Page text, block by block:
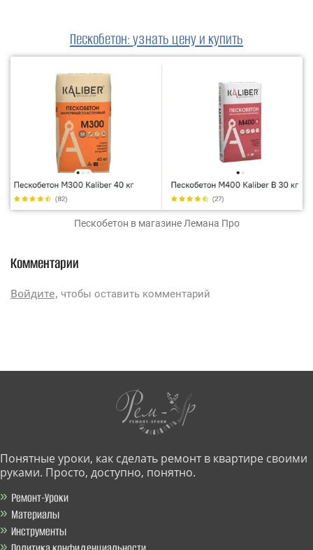
Пескобетон:узнать цену и купить
Пескобетон в магазине Лемана Про
Комментарии
Войдите, чтобы оставить комментарий
Понятные уроки, как сделать ремонт в квартире своими
руками. Просто, доступно, понятно.
Ремонт-Уроки
Материалы
Инструменты